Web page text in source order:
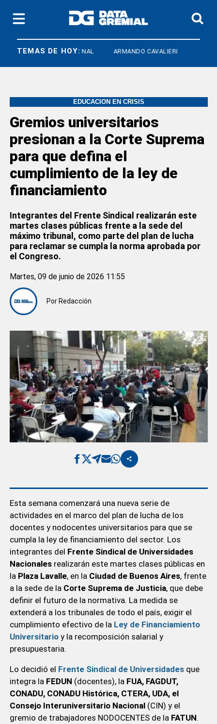
TEMAS DE HOY:
ATE NACIONAL ARMANDO CAVALIERI
EDUCACION EN CRISIS
Gremios universitarios
presionan a la Corte Suprema
para que defina el
cumplimiento de la ley de
financiamiento
Integrantes del Frente Sindical realizarán este
martes clases públicas frente a la sede del
máximo tribunal, como parte del plan de lucha
para reclamar se cumpla la norma aprobada por
el Congreso.
Por Redacción
Martes, 09 de junio de 2026 11:55
Esta semana comenzará una nueva serie de
actividades en el marco del plan de lucha de los
docentes y nodocentes universitarios para que se
cumpla la ley de financiamiento del sector. Los
integrantes del Frente Sindical de Universidades
Nacionalesrealizarán este martes clases públicas en
la Plaza Lavalle, en la Ciudad de Buenos Aires, frente
a la sede de la Corte Suprema de Justicia, que debe
definir el futuro de la normativa. La medida se
extenderá a los tribunales de todo el país, exigir el
cumplimiento efectivo de la Ley de Financiamiento
Universitarioy la recomposición salarial y
presupuestaria.
Lo decidió el Frente Sindical de Universidadesque
integra la FEDUN (docentes), la FUA, FAGDUT,
CONADU, CONADU Histórica, CTERA, UDA, el
Consejo Interuniversitario Nacional(CIN) y el
gremio de trabajadores NODOCENTES de la FATUN.